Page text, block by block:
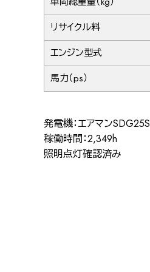
リサイクル料
エンジン型式
馬力（ps）
発電機：エアマンSDG25S
稼働時間：2,349h
照明点灯確認済み